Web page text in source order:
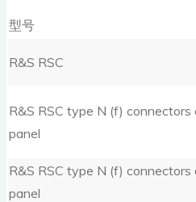
型号
R&S RSC
R&S RSC type N (f)
panel
R&S RSC type N (f) connectors
panel